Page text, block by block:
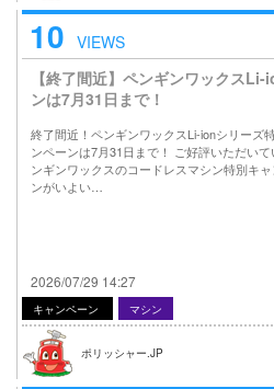
10 VIEWS
【終了間近】ペンギンワックス
ンは7月31日まで！
終了間近！ペンギンワックスLi-ionシリーズ
ンペーンは7月31日まで！ ご好評いただい
ンギンワックスのコードレスマシン特別キ
ンがいよい…
2026/07/29 14:27
キャンペーン マシン
ポリッシャー.JP